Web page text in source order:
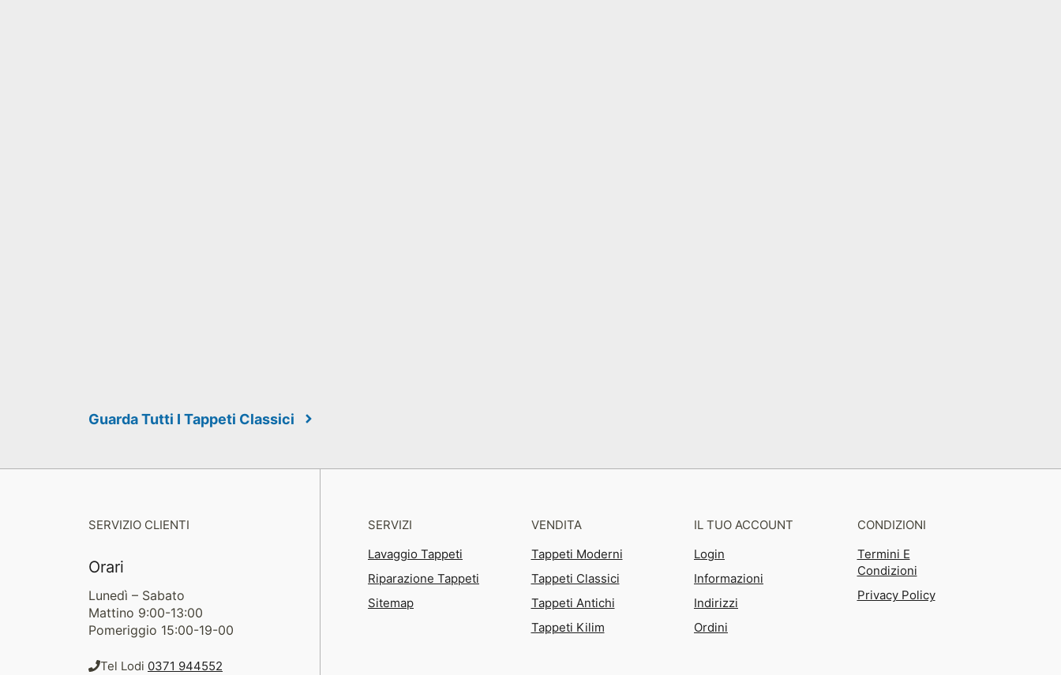
Guarda Tutti I Tappeti Classici
SERVIZIO CLIENTI
Orari
Lunedì – Sabato
Mattino 9:00-13:00
Pomeriggio 15:00-19-00
Tel Lodi 0371 944552
SERVIZI
Lavaggio Tappeti
Riparazione Tappeti
Sitemap
VENDITA
Tappeti Moderni
Tappeti Classici
Tappeti Antichi
Tappeti Kilim
IL TUO ACCOUNT
Login
Informazioni
Indirizzi
Ordini
CONDIZIONI
Termini E
Condizioni
Privacy Policy